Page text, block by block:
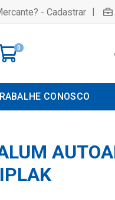
- Cadastrar |
0
CONOSCO